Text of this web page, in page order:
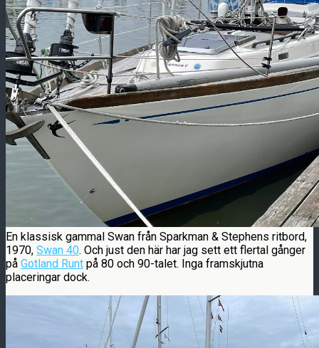
En klassisk gammal Swan från Sparkman & Stephens ritbord,
1970, Swan 40. Och just den här har jag sett ett flertal gånger
på Gotland Runt på 80 och 90-talet. Inga framskjutna
placeringar dock.